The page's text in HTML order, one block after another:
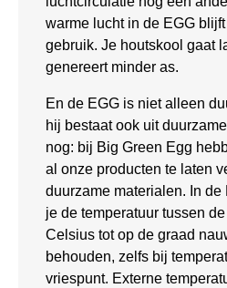
warme lucht in de EGG
gebruik. Je houtskool gaat
genereert minder as.
En de EGG is niet alleen
hij bestaat ook uit
nog: bij Big Green Egg
al onze producten te laten
duurzame materialen. In de
je de temperatuur tussen
Celsius tot op de graad
behouden, zelfs bij
vriespunt. Externe